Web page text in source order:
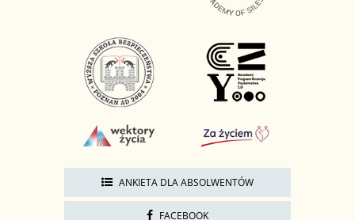
ANKIETA DLA ABSOLWENTÓW
FACEBOOK